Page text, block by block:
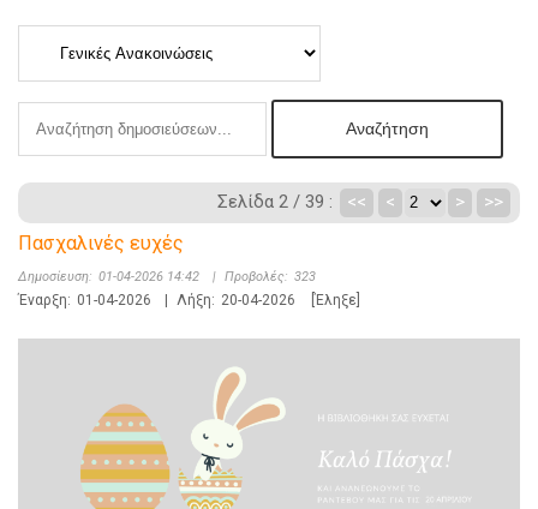
Σελίδα 2 / 39 : << < > >>
Πασχαλινές ευχές
Δημοσίευση: 01-04-2026 14:42 | Προβολές: 323
Έναρξη: 01-04-2026 | Λήξη: 20-04-2026 [Έληξε]